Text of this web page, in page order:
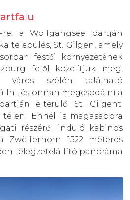
re, a Wolfgangsee partján
település, St. Gilgen, amely
festői környezetének
felől közelítjük meg,
város szélén található
és onnan megcsodálni a
elterülő St. Gilgent.
télen! Ennél is magasabbra
részéről induló kabinos
Zwölferhorn 1522 méteres
lélegzetelállító panoráma